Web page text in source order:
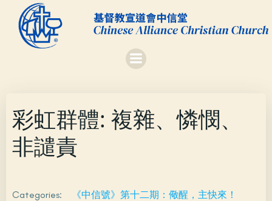
to
content
彩虹群體: 複雜、憐憫、
非譴責
Categories: 《中信號》第十二期：儆醒，主快來！